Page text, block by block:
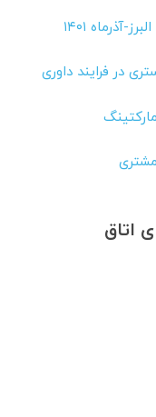
۱۴۰۱
در فرایند داوری
اتاق